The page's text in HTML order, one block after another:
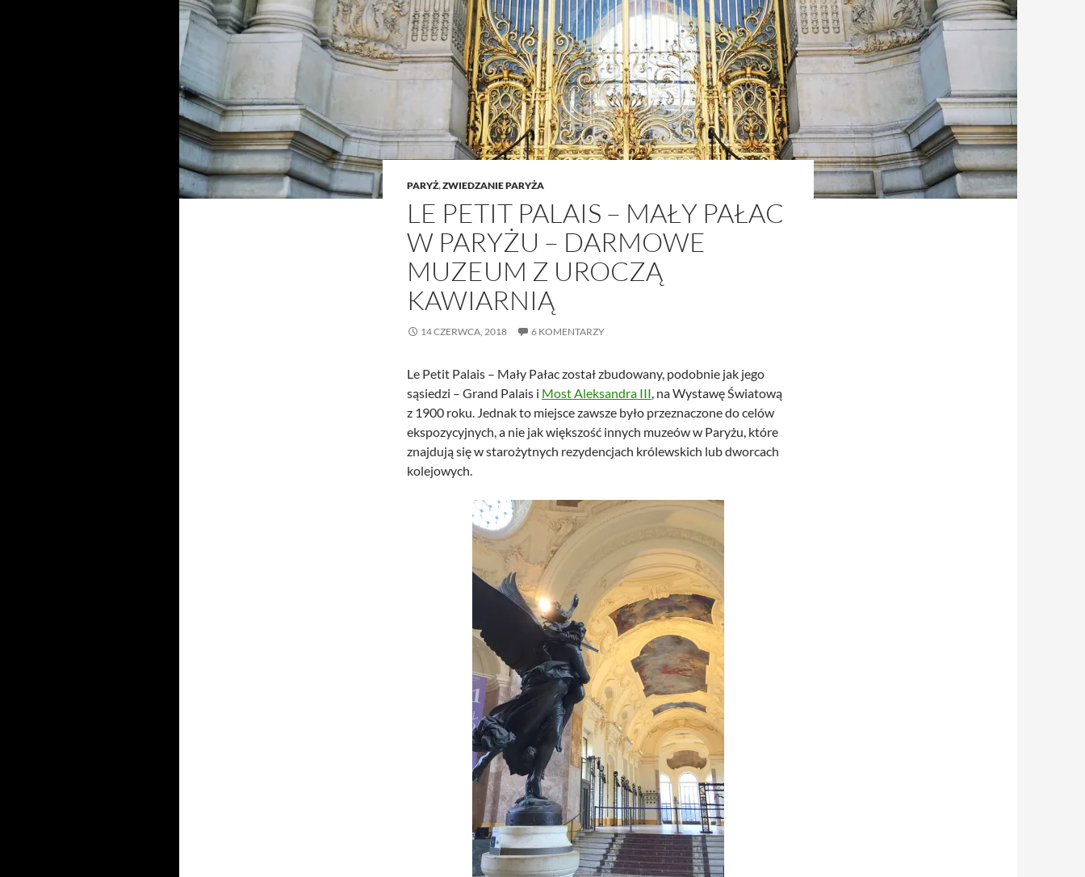
PARYŻ,ZWIEDZANIE PARYŻA
LE PETIT PALAIS – MAŁY PAŁAC
W PARYŻU – DARMOWE
MUZEUM Z UROCZĄ
KAWIARNIĄ
14 CZERWCA, 2018 6 KOMENTARZY
Le Petit Palais – Mały Pałac został zbudowany, podobnie jak jego
sąsiedzi – Grand Palais i Most Aleksandra III, na Wystawę Światową
z 1900 roku. Jednak to miejsce zawsze było przeznaczone do celów
ekspozycyjnych, a nie jak większość innych muzeów w Paryżu, które
znajdują się w starożytnych rezydencjach królewskich lub dworcach
kolejowych.